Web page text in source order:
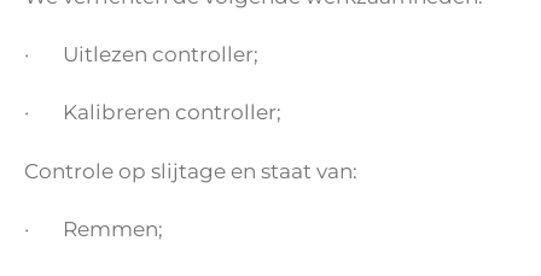
· Uitlezen controller;
· Kalibreren controller;
Controle op slijtage en staat van:
· Remmen;